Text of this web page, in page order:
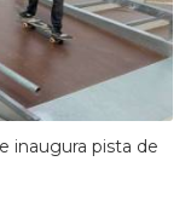
inaugura pista de